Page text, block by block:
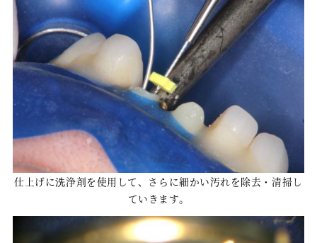
仕上げに洗浄剤を使用して、さらに細かい汚れを除去・清掃し
ていきます。